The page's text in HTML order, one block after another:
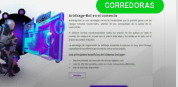
CORREDORAS